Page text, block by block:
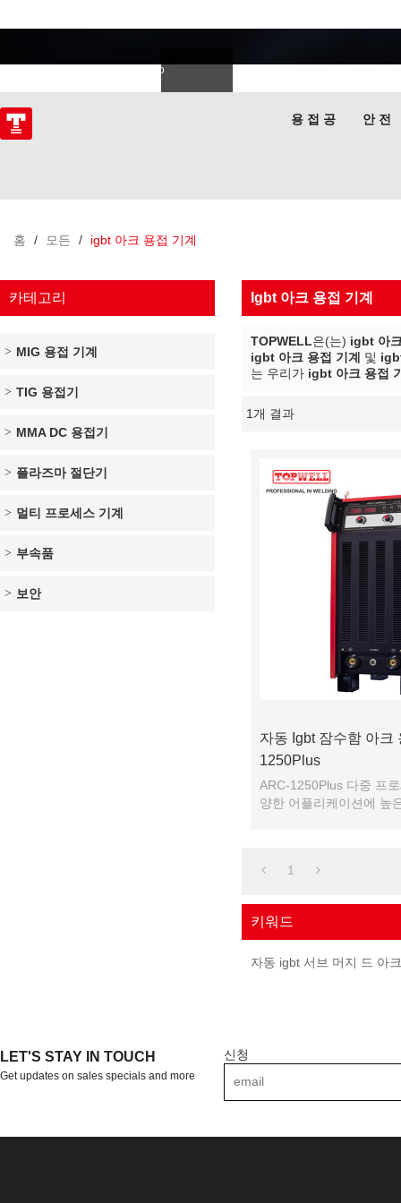
Italiano
용 접 공 안 전
홈 / 모든 / igbt 아크 용접 기계
카테고리
MIG 용접 기계
TIG 용접기
MMA DC 용접기
플라즈마 절단기
멀티 프로세스 기계
부속품
보안
Igbt 아크 용접 기계
TOPWELL은(는) igbt 아
igbt 아크 용접 기계 및
는 우리가 igbt 아크 용접
1개 결과
자동 Igbt 잠수함 아크
1250Plus
ARC-1250Plus 다중 프
양한 어플리케이션에 높
1
키워드
자동 igbt 서브 머지 드 아
LET'S STAY IN TOUCH
Get updates on sales specials and more
신청